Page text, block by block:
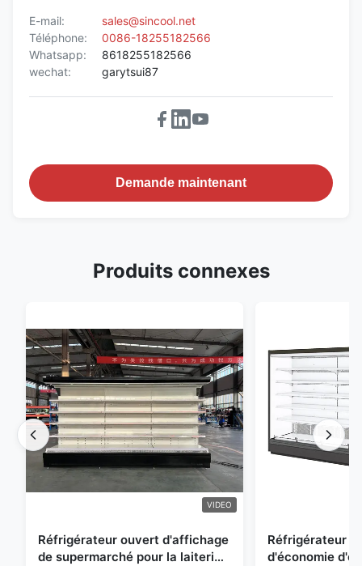
E-mail:
sales@sincool.net
Téléphone:
0086-18255182566
Whatsapp:
8618255182566
wechat:
garytsui87
Demande maintenant
Produits connexes
VIDEO
Réfrigérateur ouvert d'affichage
de supermarché pour la laiterie
Réfrigérateur
d'économie